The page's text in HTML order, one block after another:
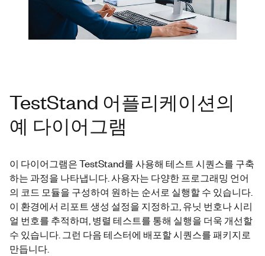
TestStand 어플리케이션의
예 다이어그램
이 다이어그램은 TestStand를 사용해 테스트 시퀀스를 구축
하는 과정을 나타냅니다. 사용자는 다양한 프로그래밍 언어
의 코드 모듈을 구성하여 원하는 순서로 실행할 수 있습니다.
이 환경에서 리포트 생성 설정을 지정하고, 유닛 번호나 시리
얼 번호를 추적하며, 병렬 테스트를 통해 실행을 더욱 개선할
수 있습니다. 그런 다음 테스터에 배포할 시퀀스를 패키지로
만듭니다.